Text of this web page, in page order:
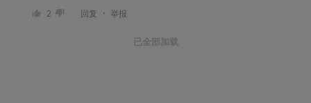
2 回复 ・ 举报
已全部加载